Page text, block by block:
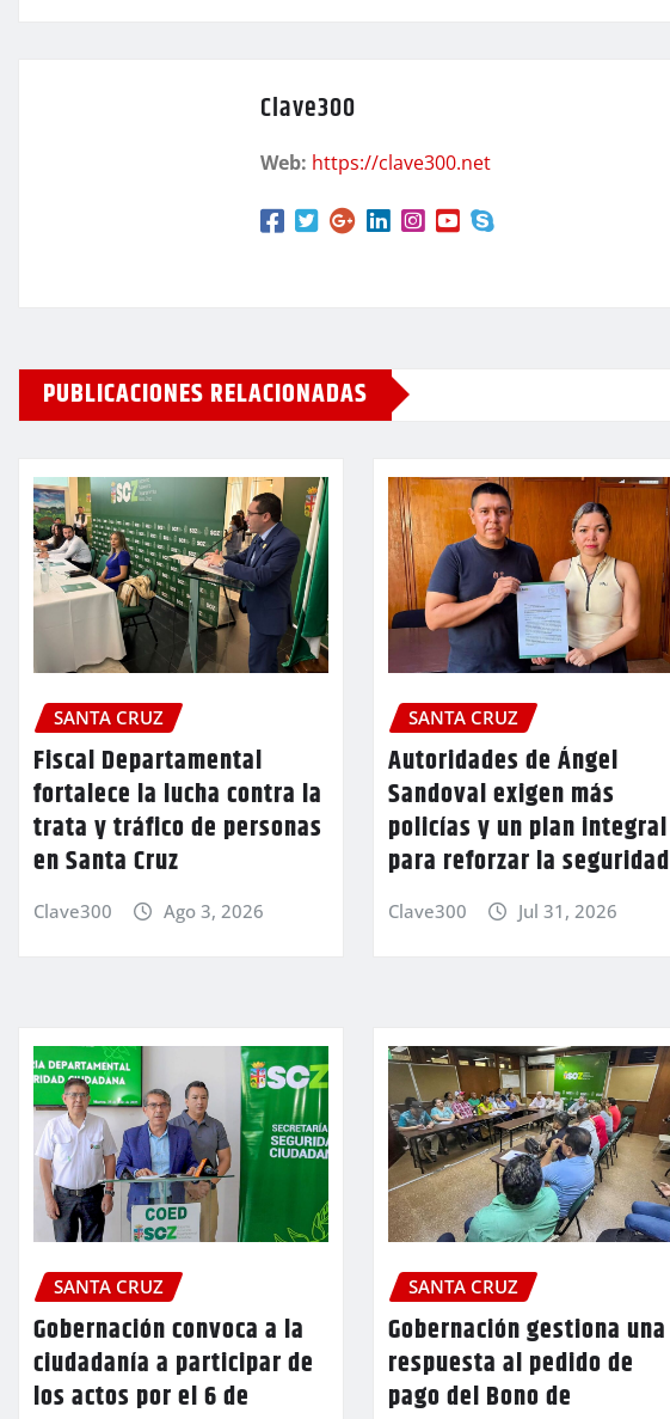
Clave300
Web: https://clave300.net
PUBLICACIONES RELACIONADAS
SANTA CRUZ
Fiscal Departamental
fortalece la lucha contra la
trata y tráfico de personas
en Santa Cruz
Clave300 Ago 3, 2026
SANTA CRUZ
Autoridades de Ángel
Sandoval exigen más
policías y un plan integral
para reforzar la seguridad
Clave300 Jul 31, 2026
SANTA CRUZ
Gobernación convoca a la
ciudadanía a participar de
los actos por el 6 de
SANTA CRUZ
Gobernación gestiona una
respuesta al pedido de
pago del Bono de